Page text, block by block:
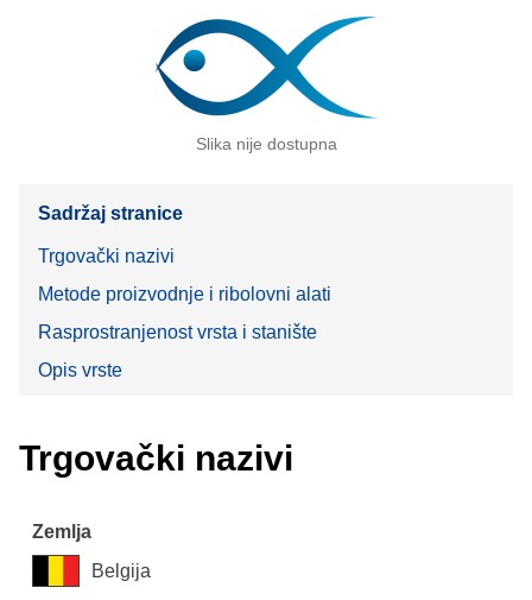
Slika nije dostupna
Sadržaj stranice
Trgovački nazivi
Metode proizvodnje i ribolovni alati
Rasprostranjenost vrsta i stanište
Opis vrste
Trgovački nazivi
Belgija